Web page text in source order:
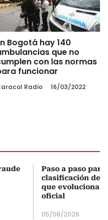
Bogotá hay 140
que no
con las normas
funcionar
Radio 16/03/2022
Paso a paso
clasificación del
que evoluciona
oficial
05/08/2026